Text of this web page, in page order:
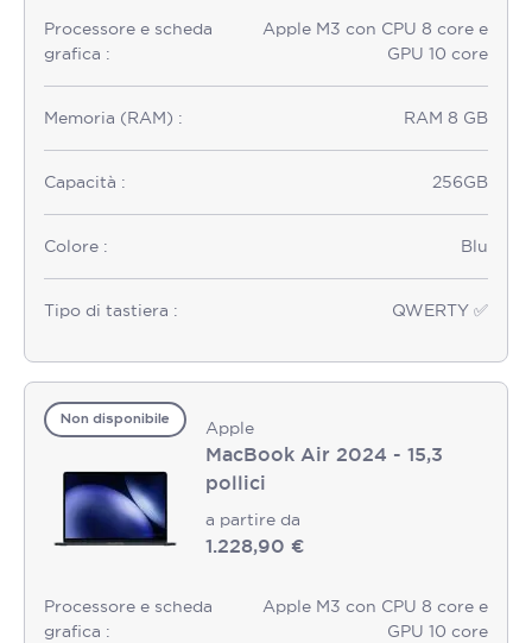
Processore e scheda
grafica :
Apple M3 con CPU 8 core e
GPU 10 core
Memoria (RAM) : RAM 8 GB
Capacità : 256GB
Colore : Blu
Tipo di tastiera : QWERTY ✅
Non disponibile Apple
MacBook Air 2024 - 15,3
pollici
a partire da
1.228,90 €
Processore e scheda
grafica :
Apple M3 con CPU 8 core e
GPU 10 core